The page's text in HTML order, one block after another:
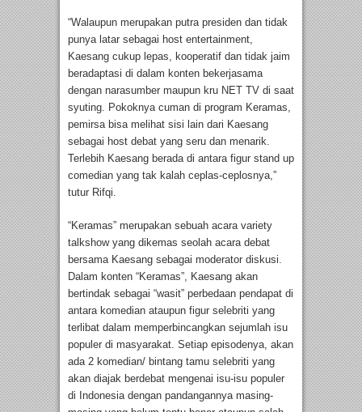
“Walaupun merupakan putra presiden dan tidak
punya latar sebagai host entertainment,
Kaesang cukup lepas, kooperatif dan tidak jaim
beradaptasi di dalam konten bekerjasama
dengan narasumber maupun kru NET TV di saat
syuting. Pokoknya cuman di program Keramas,
pemirsa bisa melihat sisi lain dari Kaesang
sebagai host debat yang seru dan menarik.
Terlebih Kaesang berada di antara figur stand up
comedian yang tak kalah ceplas-ceplosnya,”
tutur Rifqi.
“Keramas” merupakan sebuah acara variety
talkshow yang dikemas seolah acara debat
bersama Kaesang sebagai moderator diskusi.
Dalam konten “Keramas”, Kaesang akan
bertindak sebagai “wasit” perbedaan pendapat di
antara komedian ataupun figur selebriti yang
terlibat dalam memperbincangkan sejumlah isu
populer di masyarakat. Setiap episodenya, akan
ada 2 komedian/ bintang tamu selebriti yang
akan diajak berdebat mengenai isu-isu populer
di Indonesia dengan pandangannya masing-